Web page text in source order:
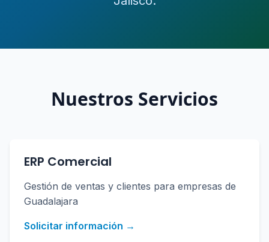
Nuestros Servicios
ERP Comercial
Gestión de ventas y clientes para empresas de
Guadalajara
Solicitar información →